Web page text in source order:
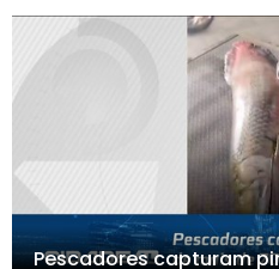
Pescadores capturam